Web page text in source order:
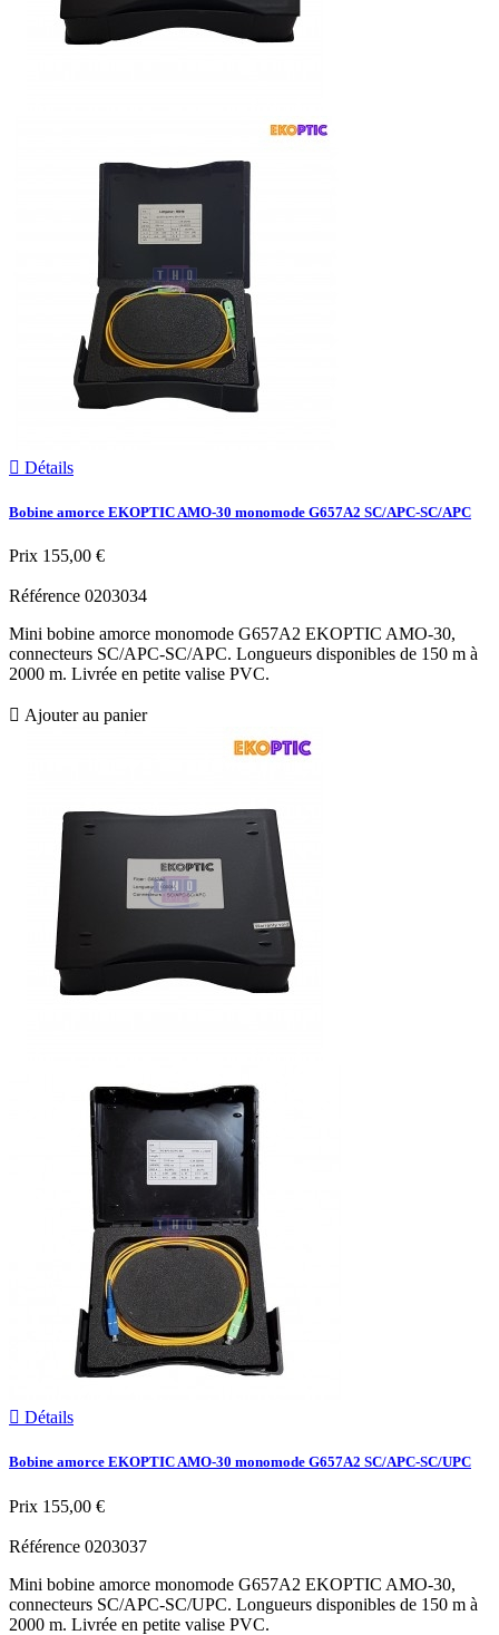
 Détails
Bobine amorce EKOPTIC AMO-30 monomode G657A2 SC/APC-SC/APC
Prix 155,00 €
Référence 0203034
Mini bobine amorce monomode G657A2 EKOPTIC AMO-30,
connecteurs SC/APC-SC/APC. Longueurs disponibles de 150 m à
2000 m. Livrée en petite valise PVC.
 Ajouter au panier
 Détails
Bobine amorce EKOPTIC AMO-30 monomode G657A2 SC/APC-SC/UPC
Prix 155,00 €
Référence 0203037
Mini bobine amorce monomode G657A2 EKOPTIC AMO-30,
connecteurs SC/APC-SC/UPC. Longueurs disponibles de 150 m à
2000 m. Livrée en petite valise PVC.